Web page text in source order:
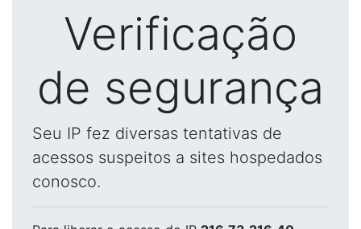
Verificação
de segurança
Seu IP fez diversas tentativas de
acessos suspeitos a sites hospedados
conosco.